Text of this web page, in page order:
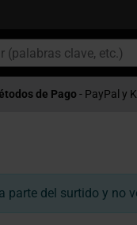
de Pago - PayPal y
del surtido y no